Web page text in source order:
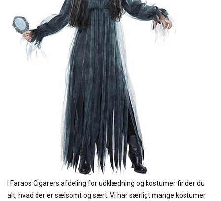
I Faraos Cigarers afdeling for udklædning og kostumer finder du
alt, hvad der er sælsomt og sært. Vi har særligt mange kostumer